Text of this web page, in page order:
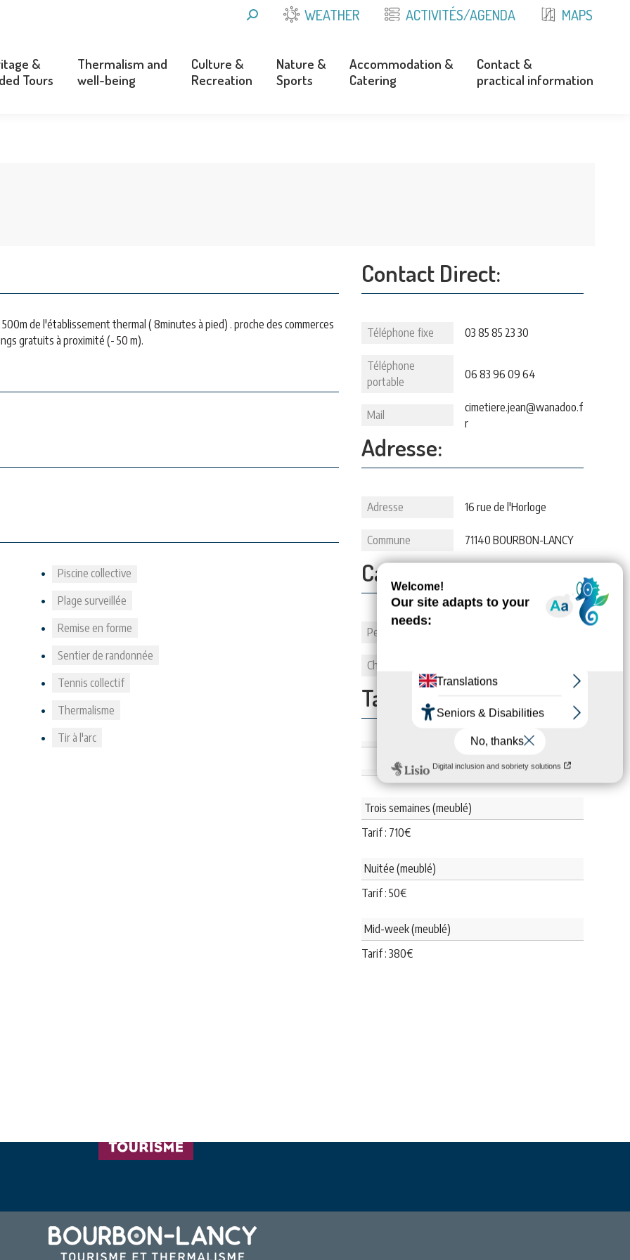
SEARCH: WEATHER ACTIVITÉS/AGENDA MAPS
&
Tours
Thermalism and
well-being
Culture &
Recreation
Nature &
Sports
Accommodation &
Catering
Contact &
practical information
de l'établissement thermal ( 8minutes à pied) . proche des commerces
gratuits à proximité (- 50 m).
Piscine collective
Plage surveillée
Remise en forme
Sentier de randonnée
Tennis collectif
Thermalisme
Tir à l'arc
Contact Direct:
Téléphone fixe 03 85 85 23 30
Téléphone
portable
06 83 96 09 64
Mail
cimetiere.jean@wanadoo.f
r
Adresse:
Adresse 16 rue de l'Horloge
Commune 71140 BOURBON-LANCY
Capacité:
Personnes
Chambes
Tarifs:
Trois semaines (meublé)
Tarif : 710€
Nuitée (meublé)
Tarif : 50€
Mid-week (meublé)
Tarif : 380€
Nature &
Accommodation &
Contact &